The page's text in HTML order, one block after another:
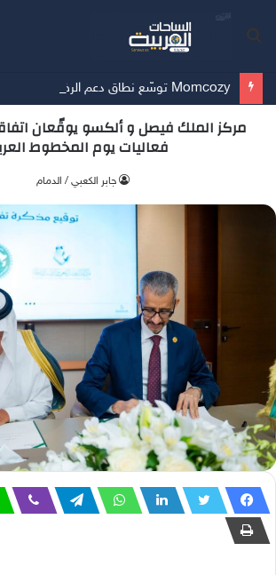
مركز الملك فيصل و ألكسو يوقّعان
فعاليات يوم المخطوط
جابر الكعبي / الدمام